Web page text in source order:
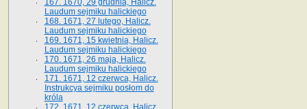
167. 1670, 29 grudnia, Halicz.
Laudum sejmiku halickiego
168. 1671, 27 lutego, Halicz.
Laudum sejmiku halickiego
169. 1671, 15 kwietnia, Halicz.
Laudum sejmiku halickiego
170. 1671, 26 maja, Halicz.
Laudum sejmiku halickiego
171. 1671, 12 czerwca, Halicz.
Instrukcya sejmiku posłom do
króla
172. 1671, 12 czerwca, Halicz.